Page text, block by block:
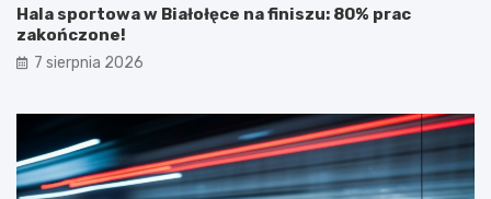
Hala sportowa w Białołęce na finiszu: 80% prac
zakończone!
7 sierpnia 2026